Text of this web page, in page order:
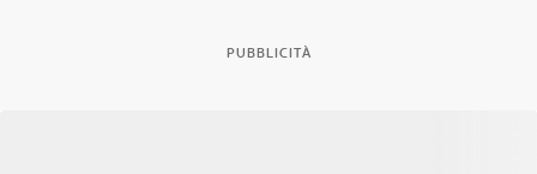
PUBBLICITÀ